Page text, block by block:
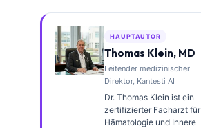
HAUPTAUTOR
Thomas Klein, MD
Leitender medizinischer
Direktor, Kantesti AI
Dr. Thomas Klein ist ein
zertifizierter Facharzt für
Hämatologie und Innere